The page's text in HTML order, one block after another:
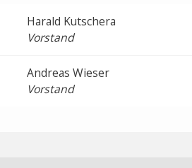
Harald Kutschera
Vorstand
Andreas Wieser
Vorstand